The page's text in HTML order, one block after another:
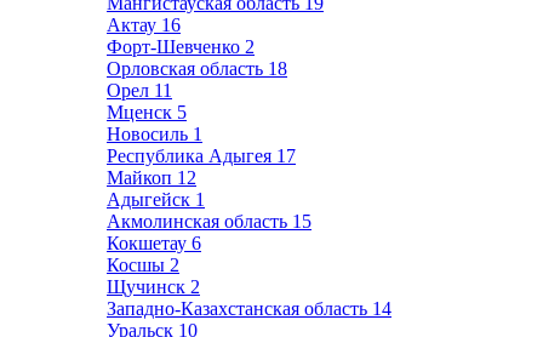
Актау 16
Форт-Шевченко 2
Орловская область 18
Орел 11
Мценск 5
Новосиль 1
Республика Адыгея 17
Майкоп 12
Адыгейск 1
Акмолинская область 15
Кокшетау 6
Косшы 2
Щучинск 2
Западно-Казахстанская область 14
Уральск 10